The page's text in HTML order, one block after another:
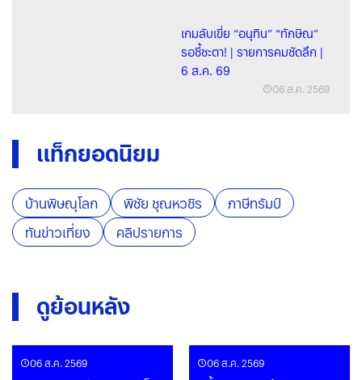
เกมลับเขี่ย “อนุทิน” “ทักษิณ”
รอชี้ชะตา! | รายการคมชัดลึก |
6 ส.ค. 69
06 ส.ค. 2569
แท็กยอดนิยม
บ้านพิษณุโลก พิชัย ชุณหวชิร
ภาษีทรัมป์
ทันข่าวเที่ยง
คลิปรายการ
ดูย้อนหลัง
06 ส.ค. 2569 06 ส.ค. 2569